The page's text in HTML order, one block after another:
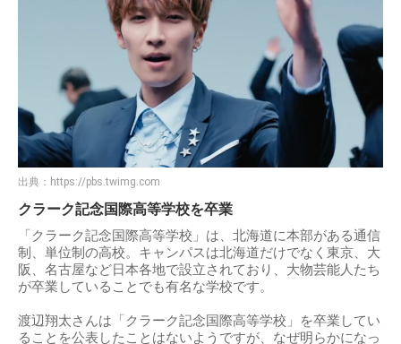
出典： https://pbs.twimg.com
クラーク記念国際高等学校を卒業
「クラーク記念国際高等学校」は、北海道に本部がある通信
制、単位制の高校。キャンパスは北海道だけでなく東京、大
阪、名古屋など日本各地で設立されており、大物芸能人たち
が卒業していることでも有名な学校です。
渡辺翔太さんは「クラーク記念国際高等学校」を卒業してい
ることを公表したことはないようですが、なぜ明らかになっ